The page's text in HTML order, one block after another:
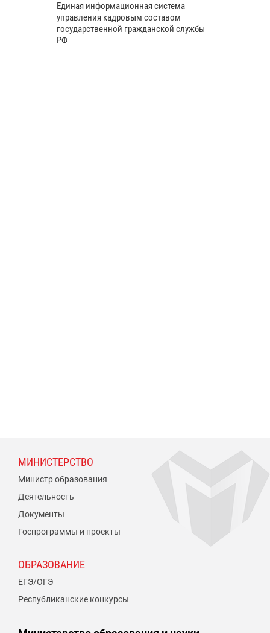
Единая информационная система
управления кадровым составом
государственной гражданской службы
РФ
МИНИСТЕРСТВО
Министр образования
Деятельность
Документы
Госпрограммы и проекты
ОБРАЗОВАНИЕ
ЕГЭ/ОГЭ
Республиканские конкурсы